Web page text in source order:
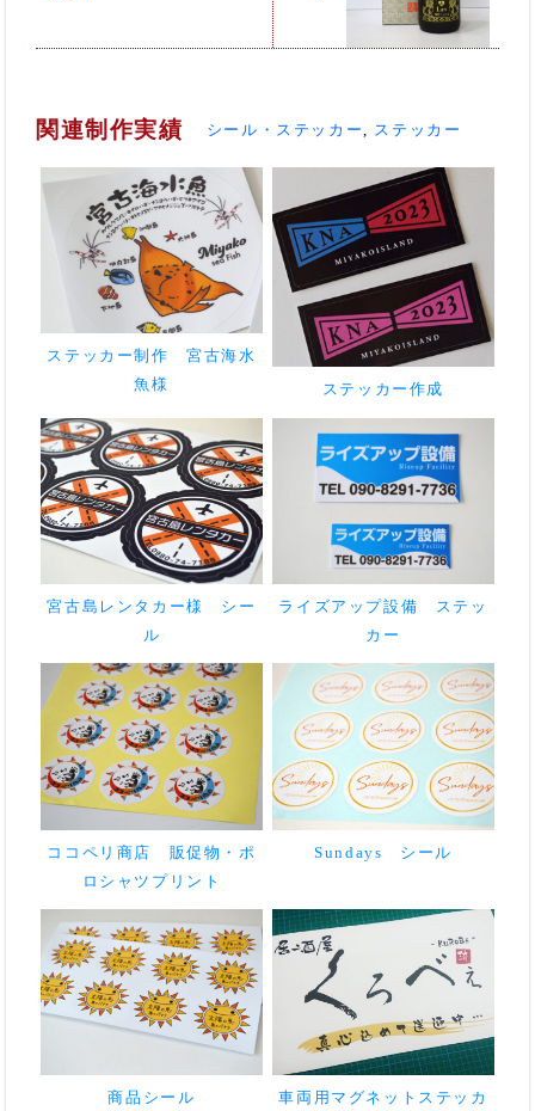
関連制作実績 シール・ステッカー, ステッカー
ステッカー制作 宮古海水
魚様
ステッカー作成
宮古島レンタカー様 シー
ル
ライズアップ設備 ステッ
カー
ココペリ商店 販促物・ポ
ロシャツプリント
Sundays シール
商品シール 車両用マグネットステッカ